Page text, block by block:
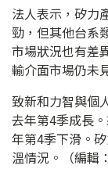
法人表示，矽力
勁，但其他台系
市場狀況也有差
輸介面市場仍未
致新和力智與個
去年第4季成長
年第4季下滑。
溫情況。（編輯